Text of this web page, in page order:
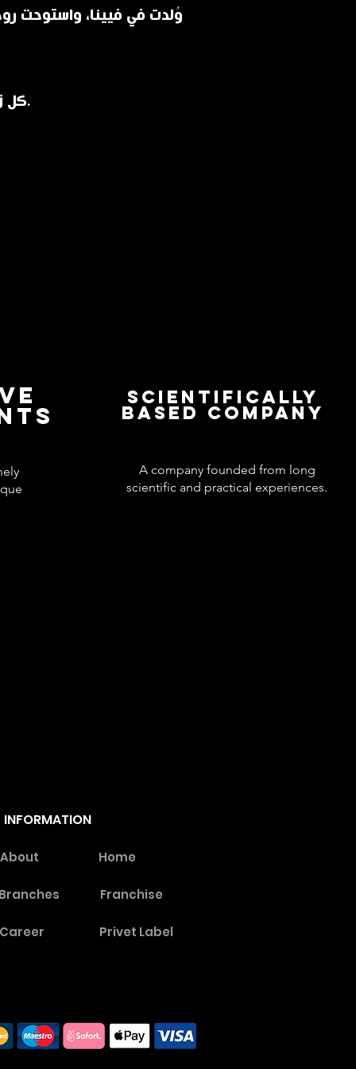
وُلدت في فيينا، واستوحت
كل زجاجة هي قطعة فنية فييناوية تحمل طابع القصور ورفاهيتها.
Scientifically
based company
A company founded from long
scientific and practical experiences.
INFORMATION
About Home
Franchise
Career Privet Label